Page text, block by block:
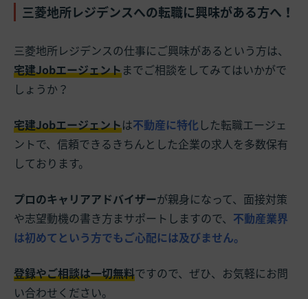
三菱地所レジデンスへの転職に興味がある方へ！
三菱地所レジデンスの仕事にご興味があるという方は、
宅建Jobエージェントまでご相談をしてみてはいかがで
しょうか？
宅建Jobエージェントは不動産に特化した転職エージェ
ントで、信頼できるきちんとした企業の求人を多数保有
しております。
プロのキャリアアドバイザーが親身になって、面接対策
や志望動機の書き方まサポートしますので、 不動産業界
は初めてという方でもご心配には及びません。
登録やご相談は一切無料ですので、ぜひ、お気軽にお問
い合わせください。